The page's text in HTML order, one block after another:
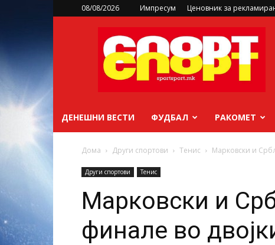
08/08/2026 Импресум Ценовник за
sportsport.mk
ДЕНЕШНИ ВЕСТИ ФУДБАЛ РАКОМЕТ
Дома Други спортови Тенис Марковски и
Други спортови Тенис
Марковски и
финале во